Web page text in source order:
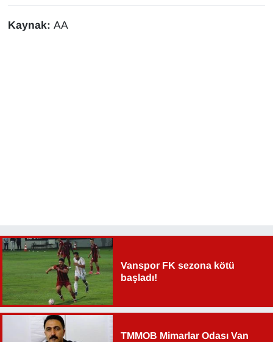
Kaynak: AA
Vanspor FK sezona kötü
başladı!
TMMOB Mimarlar Odası Van